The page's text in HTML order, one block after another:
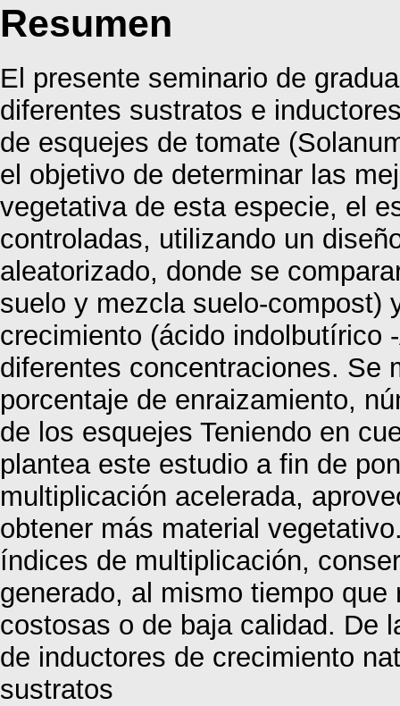
Resumen
El presente seminario de
diferentes sustratos e
de esquejes de tomate
el objetivo de determinar las
vegetativa de esta especie, el
controladas, utilizando un
aleatorizado, donde se
suelo y mezcla suelo-compost)
crecimiento (ácido indolbutírico
diferentes concentraciones. Se
porcentaje de enraizamiento,
de los esquejes Teniendo en
plantea este estudio a fin de
multiplicación acelerada,
obtener más material
índices de multiplicación,
generado, al mismo tiempo
costosas o de baja calidad. De
de inductores de crecimiento
sustratos